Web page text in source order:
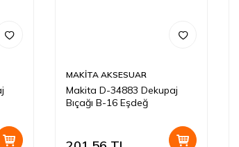
MAKİTA AKSESUAR
Makita D-34883 Dekupaj
Bıçağı B-16 Eşdeğ